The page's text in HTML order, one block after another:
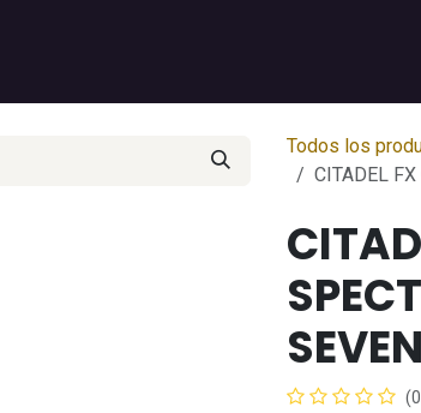
Todos los
CITADEL
SEVEN